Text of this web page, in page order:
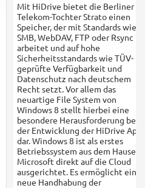
Mit HiDrive bietet die Berliner
Telekom-Tochter Strato einen
Speicher, der mit Standards wie
SMB, WebDAV, FTP oder Rsync
arbeitet und auf hohe
Sicherheitsstandards wie TÜV-
geprüfte Verfügbarkeit und
Datenschutz nach deutschem
Recht setzt. Vor allem das
neuartige File System von
Windows 8 stellt hierbei eine
besondere Herausforderung bei
der Entwicklung der HiDrive App
dar. Windows 8 ist als erstes
Betriebssystem aus dem Hause
Microsoft direkt auf die Cloud
ausgerichtet. Es ermöglicht eine
neue Handhabung der